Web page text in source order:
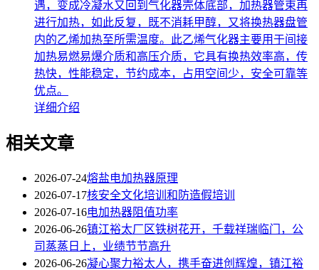
遇，变成冷凝水又回到气化器壳体底部，加热器管束再
进行加热，如此反复，既不消耗甲醇，又将换热器盘管
内的乙烯加热至所需温度。此乙烯气化器主要用于间接
加热易燃易爆介质和高压介质，它具有换热效率高，传
热快，性能稳定，节约成本，占用空间少，安全可靠等
优点。
详细介绍
相关文章
2026-07-24熔盐电加热器原理
2026-07-17核安全文化培训和防造假培训
2026-07-16电加热器阻值功率
2026-06-26镇江裕太厂区铁树花开，千载祥瑞临门，公
司蒸蒸日上，业绩节节高升
2026-06-26凝心聚力裕太人，携手奋进创辉煌，镇江裕